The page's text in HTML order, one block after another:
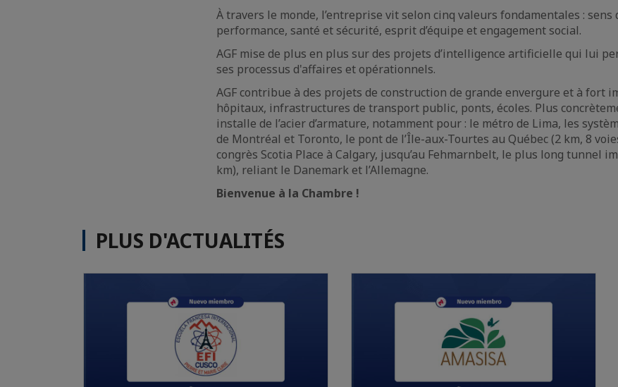
À travers le monde, l’entreprise vit selon cinq valeurs fondamentales : sens
performance, santé et sécurité, esprit d’équipe et engagement social.
AGF mise de plus en plus sur des projets d’intelligence artificielle qui lui
ses processus d'affaires et opérationnels.
AGF contribue à des projets de construction de grande envergure et à fort
hôpitaux, infrastructures de transport public, ponts, écoles. Plus
installe de l’acier d’armature, notamment pour : le métro de Lima, les
de Montréal et Toronto, le pont de l’Île-aux-Tourtes au Québec (2 km, 8
congrès Scotia Place à Calgary, jusqu’au Fehmarnbelt, le plus long tunnel
km), reliant le Danemark et l’Allemagne.
Bienvenue à la Chambre !
PLUS D'ACTUALITÉS